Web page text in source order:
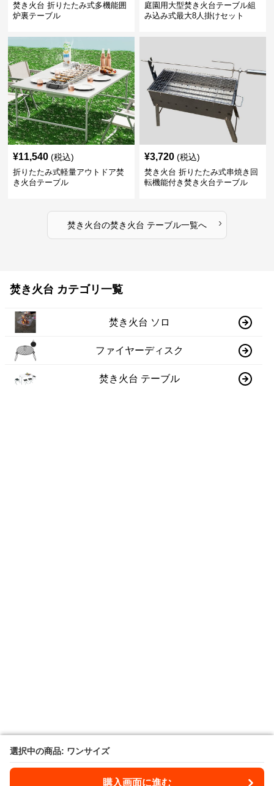
選択中の商品: ワンサイズ
購入画面に進む
選択中の商品: ワンサイズ
購入画面に進む
焚き火台 折りたたみ式多機能囲
炉裏テーブル
庭園用大型焚き火台テーブル組
み込み式最大8人掛けセット
¥11,540 (税込)
折りたたみ式軽量アウトドア焚
き火台テーブル
¥3,720 (税込)
焚き火台 折りたたみ式串焼き回
転機能付き焚き火台テーブル
焚き火台の焚き火台 テーブル一覧へ ›
焚き火台 カテゴリ一覧
焚き火台 ソロ
ファイヤーディスク
焚き火台 テーブル